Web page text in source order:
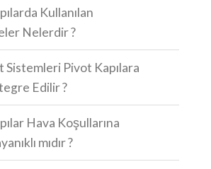
Kullanılan
Nelerdir ?
Sistemleri Pivot Kapılara
Edilir ?
Hava Koşullarına
mıdır ?